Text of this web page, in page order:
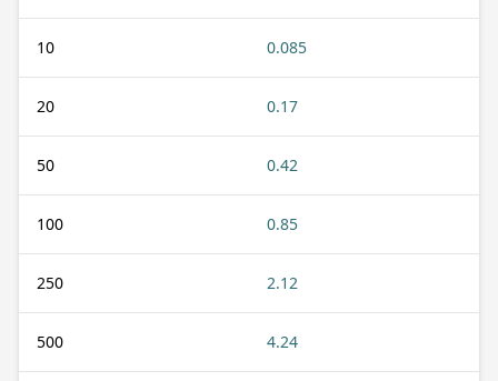
10 0.085
20 0.17
50 0.42
100 0.85
250 2.12
500 4.24